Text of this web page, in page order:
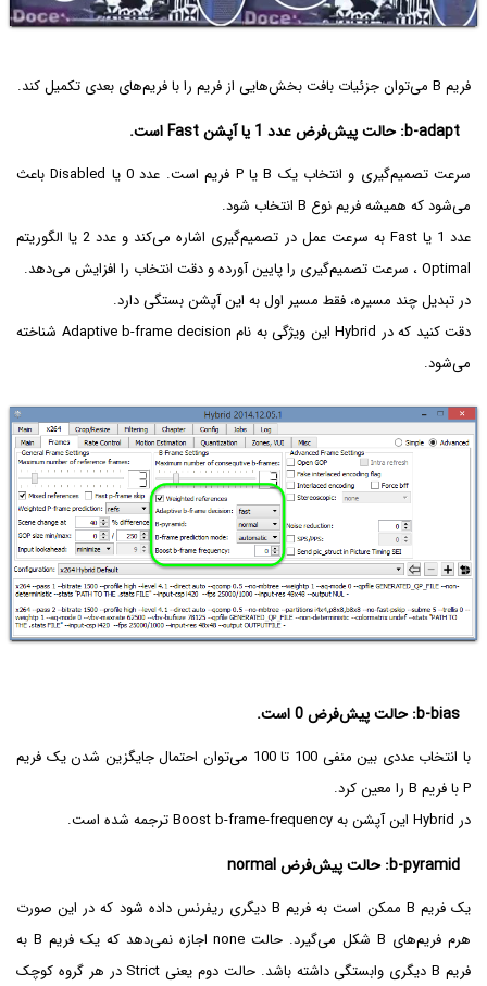
فریم B می‌توان جزئیات بافت بخش‌هایی از فریم را با فریم‌های بعدی تکمیل کند.
b-adapt: حالت پیش‌فرض عدد 1 یا آپشن Fast است.
سرعت تصمیم‌گیری و انتخاب یک B یا P فریم است. عدد 0 یا Disabled باعث
می‌شود که همیشه فریم نوع B انتخاب شود.
عدد 1 یا Fast به سرعت عمل در تصمیم‌گیری اشاره می‌کند و عدد 2 یا الگوریتم
Optimal ، سرعت تصمیم‌گیری را پایین آورده و دقت انتخاب را افزایش می‌دهد.
در تبدیل چند مسیره، فقط مسیر اول به این آپشن بستگی دارد.
دقت کنید که در Hybrid این ویژگی به نام Adaptive b-frame decision شناخته
می‌شود.
b-bias: حالت پیش‌فرض 0 است.
با انتخاب عددی بین منفی 100 تا 100 می‌توان احتمال جایگزین شدن یک فریم
P با فریم B را معین کرد.
در Hybrid این آپشن به Boost b-frame-frequency ترجمه شده است.
b-pyramid: حالت پیش‌فرض normal
یک فریم B ممکن است به فریم B دیگری ریفرنس داده شود که در این صورت
هرم فریم‌های B شکل می‌گیرد. حالت none اجازه نمی‌دهد که یک فریم B به
فریم B دیگری وابستگی داشته باشد. حالت دوم یعنی Strict در هر گروه کوچک